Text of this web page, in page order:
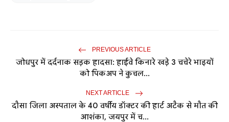
PREVIOUS ARTICLE
जोधपुर में दर्दनाक सड़क हादसा: हाईवे किनारे खड़े 3 चचेरे भाइयों
को पिकअप ने कुचल...
NEXT ARTICLE
दौसा जिला अस्पताल के 40 वर्षीय डॉक्टर की हार्ट अटैक से मौत की
आशंका, जयपुर में च...